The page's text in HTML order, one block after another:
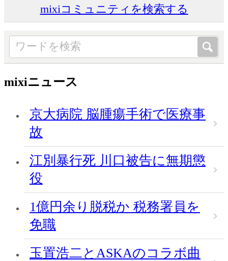
mixiコミュニティを検索する
mixiニュース
京大病院 脳腫瘍手術で医療事
故
江別暴行死 川口被告に無期懲
役
1億円余り脱税か 税務署員を
免職
玉置浩二とASKAのコラボ曲